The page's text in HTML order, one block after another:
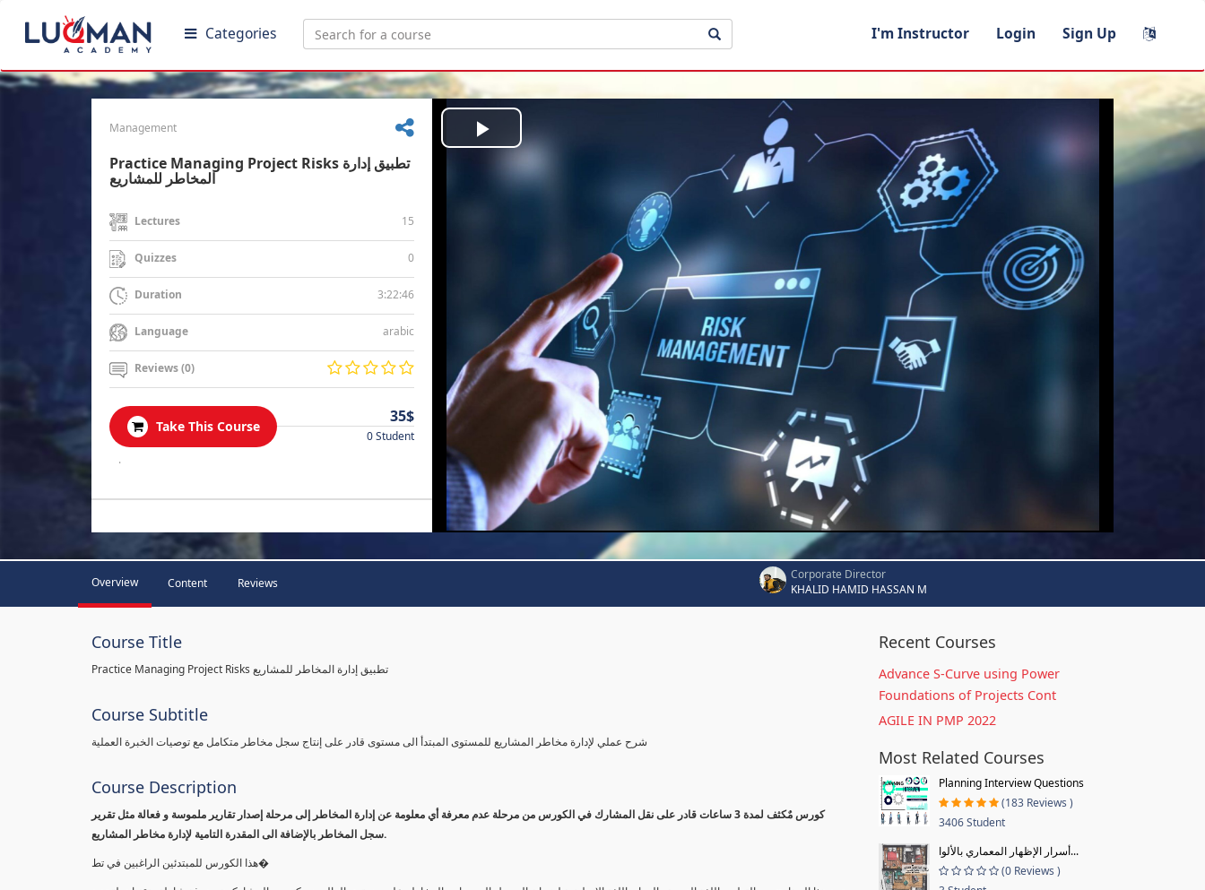
Categories I'm Instructor Login Sign Up
Management
Practice Managing Project Risks تطبيق إدارة
المخاطر للمشاريع
Lectures 15
Quizzes 0
Duration 3:22:46
Language arabic
Reviews (0)
Take This Course
35$
0 Student
.
Play
Video
Overview Content Reviews
Corporate Director
KHALID HAMID HASSAN M
Course Title
Practice Managing Project Risks تطبيق إدارة المخاطر للمشاريع
Course Subtitle
شرح عملي لإدارة مخاطر المشاريع للمستوى المبتدأ الى مستوى قادر على إنتاج سجل مخاطر متكامل مع توصيات الخبرة العملية
Course Description
كورس مٌكثف لمدة 3 ساعات قادر على نقل المشارك في الكورس من مرحلة عدم معرفة أي معلومة عن إدارة المخاطر إلى مرحلة إصدار تقارير ملموسة و فعالة مثل تقرير
سجل المخاطر بالإضافة الى المقدرة التامية لإدارة مخاطر المشاريع.
هذا الكورس للمبتدئين الراغبين في تط�
Recent Courses
Advance S-Curve using Power
Foundations of Projects Cont
AGILE IN PMP 2022
Most Related Courses
Planning Interview Questions
(183 Reviews )
3406 Student
أسرار الإظهار المعماري بالألوا...
(0 Reviews )